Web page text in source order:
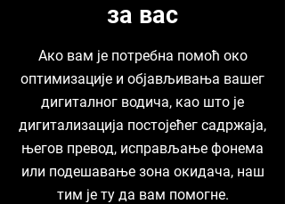
за вас
Ако вам је потребна помоћ око
оптимизације и објављивања вашег
дигиталног водича, као што је
дигитализација постојећег садржаја,
његов превод, исправљање фонема
или подешавање зона окидача, наш
тим је ту да вам помогне.